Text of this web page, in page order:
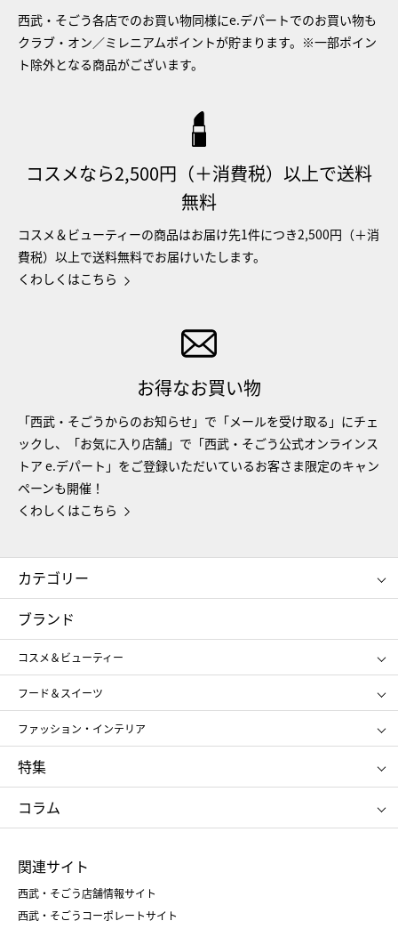
西武・そごう各店でのお買い物同様にe.デパートでのお買い物も
クラブ・オン／ミレニアムポイントが貯まります。※一部ポイン
ト除外となる商品がございます。
コスメなら2,500円（＋消費税）以上で送料
無料
コスメ＆ビューティーの商品はお届け先1件につき2,500円（＋消
費税）以上で送料無料でお届けいたします。
くわしくはこちら
お得なお買い物
「西武・そごうからのお知らせ」で「メールを受け取る」にチェ
ックし、「お気に入り店舗」で「西武・そごう公式オンラインス
トア e.デパート」をご登録いただいているお客さま限定のキャン
ペーンも開催！
くわしくはこちら
カテゴリー
コスメ＆ビューティー
ギフト
レディース
メンズ
スポーツ・アウトドア
お中元
お歳暮
ブランド
コスメ＆ビューティー
SHISEIDO
ポール&ジョー ボーテ
ジルスチュアート
NARS
RMK
クリニーク
SK-Ⅱ
フード＆スイーツ
アンリ・シャルパンティエ
ゴディバ
新宿高野
たねや
ねんりん家
ファッション・インテリア
ポロ ラルフ ローレン
タケオ キクチ
ママ＆キッズ
シュタイフ
特集
お中元
ひな人形
五月人形
父の日
クリスマスケーキ
コラム
菓子折り
和菓子
人気のギフト
関連サイト
西武・そごう店舗情報サイト
西武・そごうコーポレートサイト